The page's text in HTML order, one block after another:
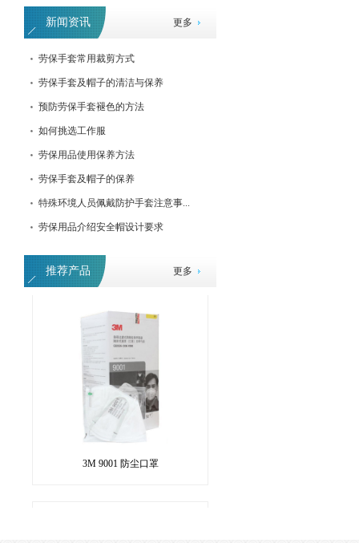
更多
新闻资讯
劳保手套常用裁剪方式
劳保手套及帽子的清洁与保养
预防劳保手套褪色的方法
如何挑选工作服
劳保用品使用保养方法
劳保手套及帽子的保养
特殊环境人员佩戴防护手套注意事...
劳保用品介绍安全帽设计要求
更多
推荐产品
3M防冲击眼罩
3M 9001 防尘口罩